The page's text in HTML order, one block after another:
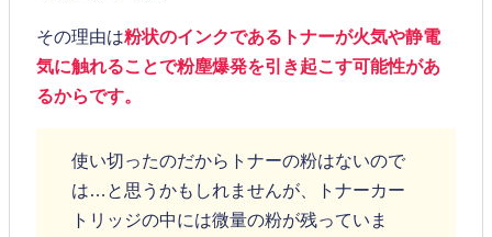
その理由は粉状のインクであるトナーが火気や静電
気に触れることで粉塵爆発を引き起こす可能性があ
るからです。
使い切ったのだからトナーの粉はないので
は…と思うかもしれませんが、トナーカー
トリッジの中には微量の粉が残っていま